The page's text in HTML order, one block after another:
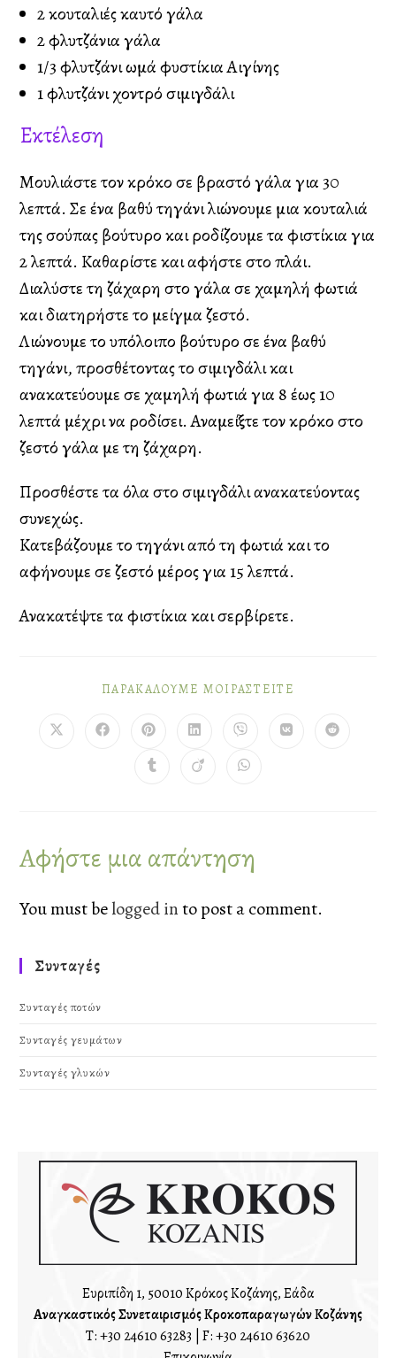
2 κουταλιές καυτό γάλα
2 φλυτζάνια γάλα
1/3 φλυτζάνι ωμά φυστίκια Αιγίνης
1 φλυτζάνι χοντρό σιμιγδάλι
Εκτέλεση
Μουλιάστε τον κρόκο σε βραστό γάλα για 30
λεπτά. Σε ένα βαθύ τηγάνι λιώνουμε μια κουταλιά
της σούπας βούτυρο και ροδίζουμε τα φιστίκια για
2 λεπτά. Καθαρίστε και αφήστε στο πλάι.
Διαλύστε τη ζάχαρη στο γάλα σε χαμηλή φωτιά
και διατηρήστε το μείγμα ζεστό.
Λιώνουμε το υπόλοιπο βούτυρο σε ένα βαθύ
τηγάνι, προσθέτοντας το σιμιγδάλι και
ανακατεύουμε σε χαμηλή φωτιά για 8 έως 10
λεπτά μέχρι να ροδίσει. Αναμείξτε τον κρόκο στο
ζεστό γάλα με τη ζάχαρη.
Προσθέστε τα όλα στο σιμιγδάλι ανακατεύοντας
συνεχώς.
Κατεβάζουμε το τηγάνι από τη φωτιά και το
αφήνουμε σε ζεστό μέρος για 15 λεπτά.
Ανακατέψτε τα φιστίκια και σερβίρετε.
ΠΑΡΑΚΑΛΟΎΜΕ ΜΟΙΡΑΣΤΕΊΤΕ
Αφήστε μια απάντηση
You must belogged into post a comment.
Συνταγές
Συνταγές ποτών
Συνταγές γευμάτων
Συνταγές γλυκών
Ευριπίδη 1, 50010 Κρόκος Κοζάνης, Ελλάδα
Αναγκαστικός Συνεταιρισμός Κροκοπαραγωγών Κοζάνης
T:+30 24610 63283 | F: +30 24610 63620